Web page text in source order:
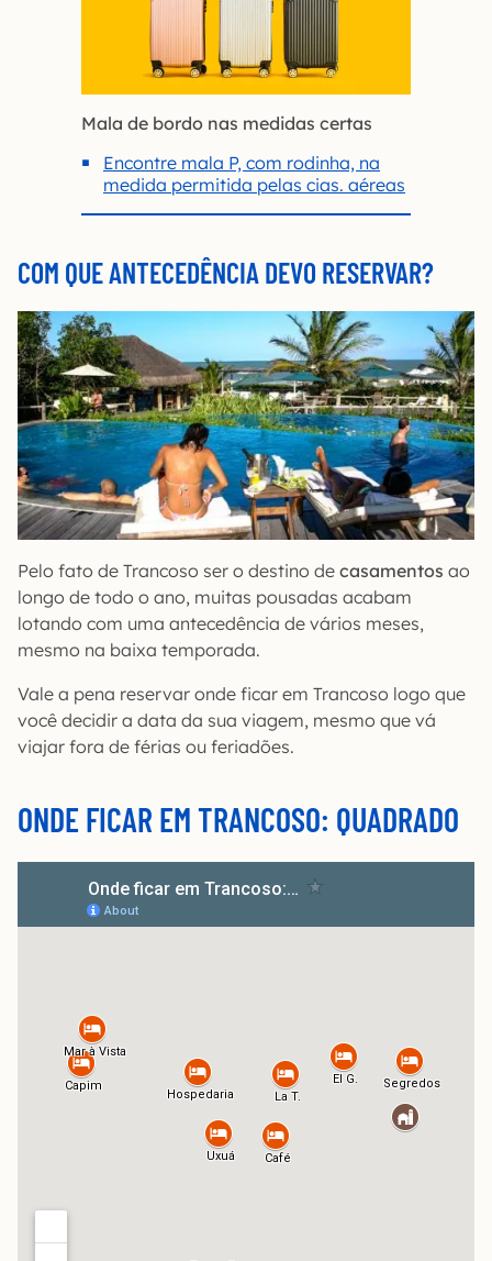
Mala de bordo nas medidas certas
Encontre mala P, com rodinha, na
medida permitida pelas cias. aéreas
COM QUE ANTECEDÊNCIA DEVO RESERVAR?
Pelo fato de Trancoso ser o destino de casamentos ao
longo de todo o ano, muitas pousadas acabam
lotando com uma antecedência de vários meses,
mesmo na baixa temporada.
Vale a pena reservar onde ficar em Trancoso logo que
você decidir a data da sua viagem, mesmo que vá
viajar fora de férias ou feriadões.
ONDE FICAR EM TRANCOSO: QUADRADO